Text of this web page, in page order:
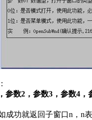
参数2，参数3，参数4，
成功就返回子窗口n ， n